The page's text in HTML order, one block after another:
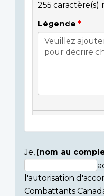
255 caractère(s)
Légende
Consent
section
Je, (nom au
l'autorisation
Combattants